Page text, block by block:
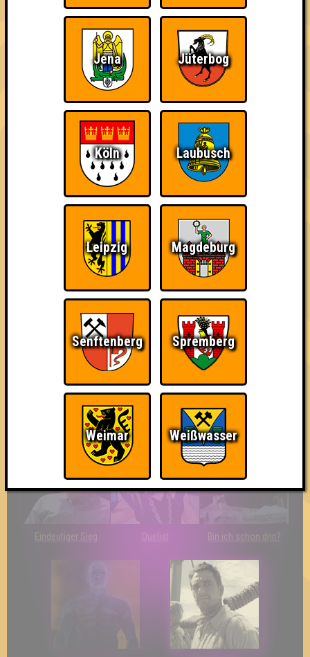
Wir sind immer bei
Nerven aus Stahl
The Amount of
Teilnahmen is too
Ich war da, vor 3000
Da-Da Da! Da-Da Da!
Teil der Oberschicht Knapp daneben! Erster!
So kurz vorm Sieg! Wir sind ERSTER?!
Eindeutiger Sieg Duelist Bin ich schon drin?
Jena Jüterbog
Köln Laubusch
Leipzig Magdeburg
Senftenberg Spremberg
Weimar Weißwasser